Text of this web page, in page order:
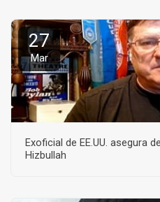
27
Mar
Exoficial de EE.UU. asegura
Hizbullah